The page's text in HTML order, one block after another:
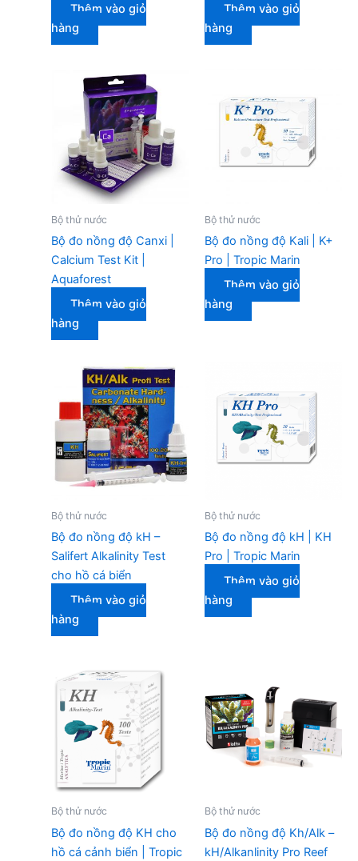
Thêm vào giỏ
hàng
Thêm vào giỏ
hàng
Bộ thử nước
Bộ đo nồng độ Canxi |
Calcium Test Kit |
Aquaforest
Thêm vào giỏ
hàng
Bộ thử nước
Bộ đo nồng độ Kali | K+
Pro | Tropic Marin
Thêm vào giỏ
hàng
Bộ thử nước
Bộ đo nồng độ kH –
Salifert Alkalinity Test
cho hồ cá biển
Thêm vào giỏ
hàng
Bộ thử nước
Bộ đo nồng độ kH | KH
Pro | Tropic Marin
Thêm vào giỏ
hàng
Bộ thử nước
Bộ đo nồng độ KH cho
hồ cá cảnh biển | Tropic
Bộ thử nước
Bộ đo nồng độ Kh/Alk –
kH/Alkanlinity Pro Reef